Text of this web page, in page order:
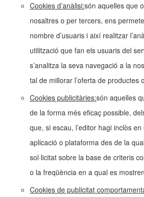
Cookies d’anàlisi:són aquelles que
nosaltres o per tercers, ens
nombre d’usuaris i així realitzar
utilització que fan els usuaris del
s’analitza la seva navegació a la
tal de millorar l’oferta de productes
Cookies publicitàries:són aquelles
de la forma més eficaç possible,
que, si escau, l’editor hagi inclòs
aplicació o plataforma des de la
sol·licitat sobre la base de criteris
o la freqüència en a qual es
Cookies de publicitat